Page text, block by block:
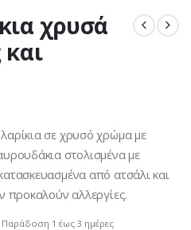
χρυσά
σε χρυσό χρώμα με
στολισμένα με
από ατσάλι και
προκαλούν αλλεργίες.
1 έως 3 ημέρες